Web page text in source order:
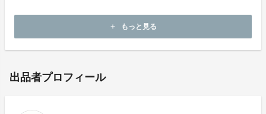
add もっと見る
出品者プロフィール